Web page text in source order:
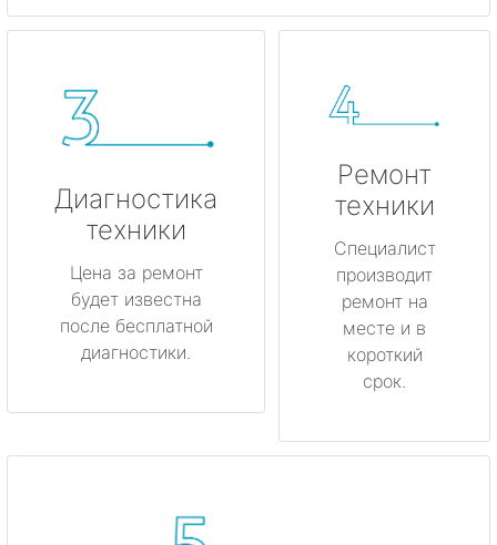
Диагностика
техники
Цена за ремонт
будет известна
после бесплатной
диагностики.
Ремонт
техники
Специалист
производит
ремонт на
месте и в
короткий
срок.